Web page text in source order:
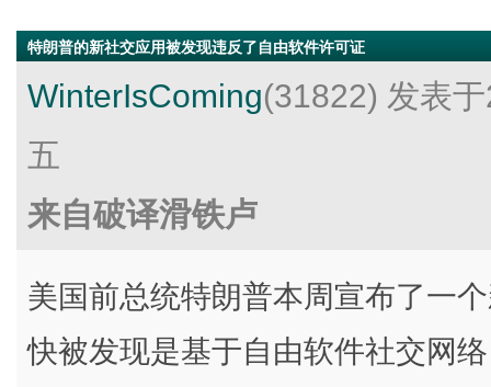
特朗普的新社交应用被发现违反了自由软件许可证
WinterIsComing(31822) 发表
五
来自破译滑铁卢
美国前总统特朗普本周宣布了一
快被发现是基于自由软件社交网